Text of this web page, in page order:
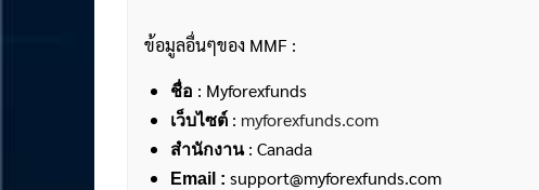
ข้อมูลอื่นๆของ MMF :
ชื่อ : Myforexfunds
เว็บไซต์ : myforexfunds.com
สำนักงาน: Canada
Email : support@myforexfunds.com